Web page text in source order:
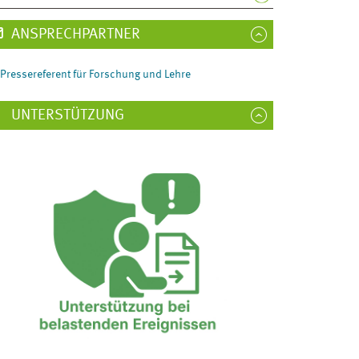
ANSPRECHPARTNER
Pressereferent für Forschung und Lehre
UNTERSTÜTZUNG